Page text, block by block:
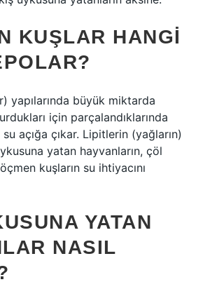
KUŞLAR HANGI
yapılarında büyük miktarda
için parçalandıklarında
açığa çıkar. Lipitlerin (yağların)
yatan hayvanların, çöl
kuşların su ihtiyacını
YATAN
NASIL